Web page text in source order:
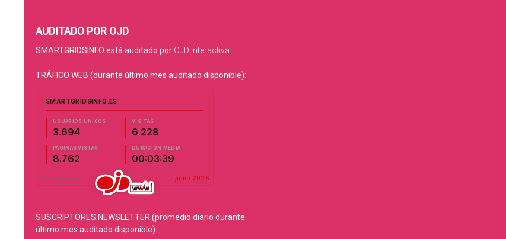
AUDITADO POR OJD
SMARTGRIDSINFO está auditado por OJD Interactiva
TRÁFICO WEB (durante último mes auditado disponible):
SUSCRIPTORES NEWSLETTER (promedio diario durante
último mes auditado disponible):